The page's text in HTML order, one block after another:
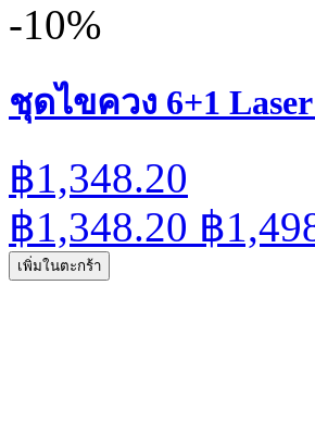
-10%
ชุดไขควง 6+1 Laser
฿1,348.20
฿1,348.20 ฿
เพิ่มในตะกร้า